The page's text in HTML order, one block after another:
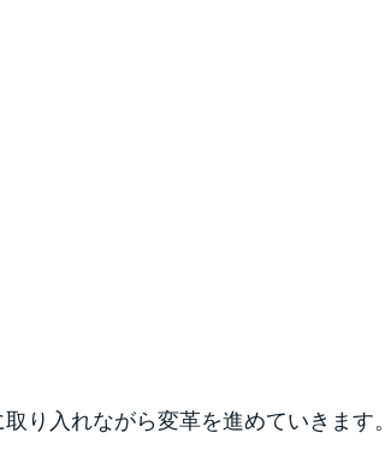
り入れながら変革を進めていきます。